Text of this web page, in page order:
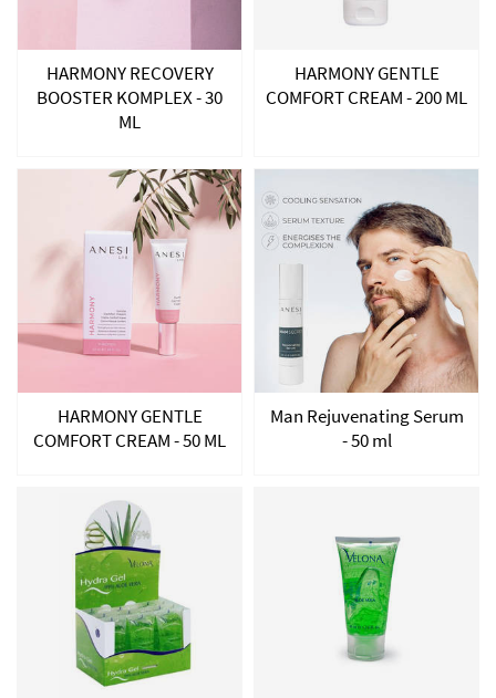
HARMONY RECOVERY
BOOSTER KOMPLEX - 30
ML
HARMONY GENTLE
COMFORT CREAM - 200 ML
HARMONY GENTLE
COMFORT CREAM - 50 ML
Man Rejuvenating Serum
- 50 ml